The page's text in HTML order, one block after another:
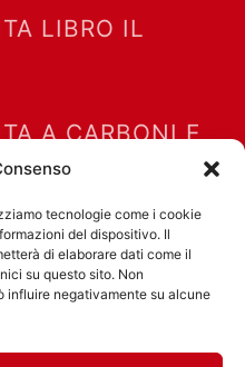
tecnologie come i cookie
del dispositivo. Il
di elaborare dati come il
su questo sito. Non
influire negativamente su alcune
LIBRO IL
7-8-
A CARBONI E
“GRETA E LE
A “DRIVE IN
DEL 25/7/2026
fiscale:
31/A, Roma